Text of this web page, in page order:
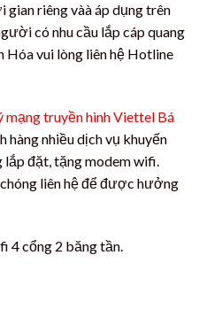
riêng vàà áp dụng trên
có nhu cầu lắp cáp quang
Hóa vui lòng liên hệ Hotline
mạng truyền hình Viettel Bá
hàng nhiều dịch vụ khuyến
lắp đặt, tặng modem wifi.
liên hệ để được hưởng
4 cổng 2 băng tần.